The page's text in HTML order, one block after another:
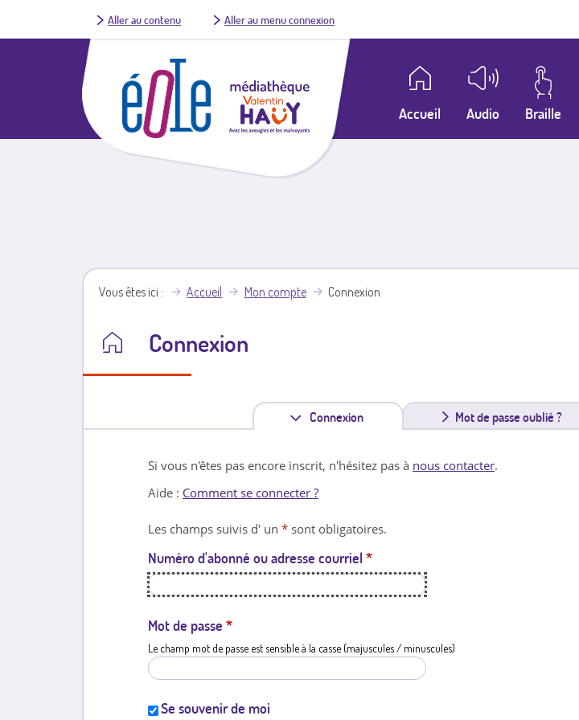
Aller au contenu Aller au menu connexion
Accueil Audio Braille
Vous êtes ici Accueil Mon compte Connexion
Connexion
Connexion
n
l
e
Mot de passe oublié ?
Si vous n'êtes pas encore inscrit, n'hésitez pas à nous contacter.
Aide : Comment se connecter ?
Les champs suivis d' un * sont obligatoires.
Numéro d'abonné ou adresse courriel *
Mot de passe *
Le champ mot de passe est sensible à la casse (majuscules / minuscules)
Se souvenir de moi